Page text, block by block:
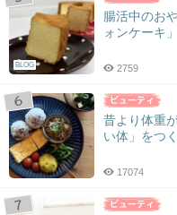
BLOG
腸活中のお
ォンケーキ
2759
昔より体重
い体」をつ
17074